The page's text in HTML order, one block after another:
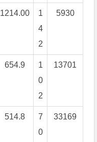
1214.00
1
4
2
5930
654.9
1
0
2
13701
514.8
7
0
33169